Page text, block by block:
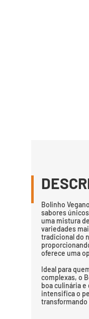
Bolinho
sabores
uma mistura
variedades
tradicional do
oferece uma
Ideal para
complexas, o
boa culinária
intensifica o